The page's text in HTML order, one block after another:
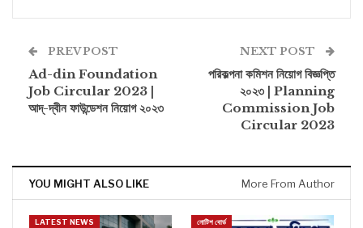
PREV POST
Ad-din Foundation
Job Circular 2023 |
আদ্-দ্বীন ফাউন্ডেশন নিয়োগ ২০২৩
NEXT POST
পরিকল্পনা কমিশন নিয়োগ বিজ্ঞপ্তি
২০২৩ | Planning
Commission Job
Circular 2023
YOU MIGHT ALSO LIKE More From Author
LATEST NEWS নোটিশ বোর্ড